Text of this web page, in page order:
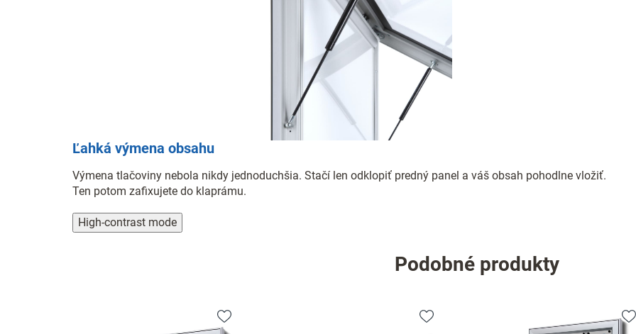
Ľahká výmena obsahu
Výmena tlačoviny nebola nikdy jednoduchšia. Stačí len odklopiť predný panel a váš obsah pohodlne vložiť.
Ten potom zafixujete do klaprámu.
High-contrast mode
Podobné produkty